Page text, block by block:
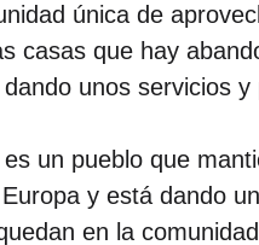
única de
casas que hay
unos servicios
un pueblo que
y está dando
en la